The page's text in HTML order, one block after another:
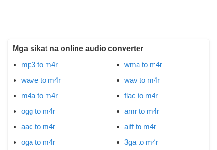
Mga sikat na online audio converter
mp3 to m4r
wave to m4r
m4a to m4r
ogg to m4r
aac to m4r
oga to m4r
wma to m4r
wav to m4r
flac to m4r
amr to m4r
aiff to m4r
3ga to m4r